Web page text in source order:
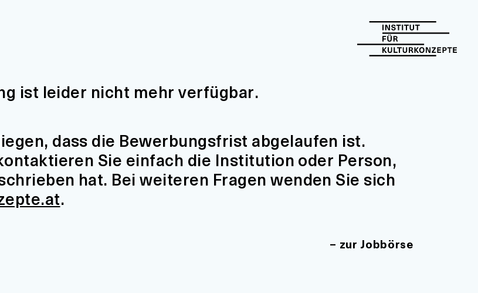
ist leider nicht mehr verfügbar.
dass die Bewerbungsfrist abgelaufen ist.
Sie einfach die Institution oder Person,
hat. Bei weiteren Fragen wenden Sie sich
.
zur Jobbörse